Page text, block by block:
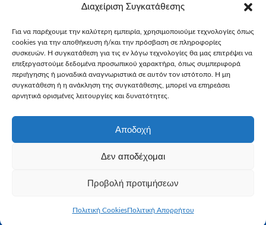
Διαχείριση Συγκατάθεσης
Για να παρέχουμε την καλύτερη εμπειρία, χρησιμοποιούμε τεχνολογίες όπως
cookies για την αποθήκευση ή/και την πρόσβαση σε πληροφορίες
συσκευών. Η συγκατάθεση για τις εν λόγω τεχνολογίες θα μας επιτρέψει να
επεξεργαστούμε δεδομένα προσωπικού χαρακτήρα, όπως συμπεριφορά
περιήγησης ή μοναδικά αναγνωριστικά σε αυτόν τον ιστότοπο. Η μη
συγκατάθεση ή η ανάκληση της συγκατάθεσης, μπορεί να επηρεάσει
αρνητικά ορισμένες λειτουργίες και δυνατότητες.
Αποδοχή
Δεν αποδέχομαι
Προβολή προτιμήσεων
Πολιτική CookiesΠολιτική Απορρήτου
Κριτήρια Καταλληλότητας
Υποβολή Αιτήματος
NEWSLETTER
Email*
All Rights Reserved